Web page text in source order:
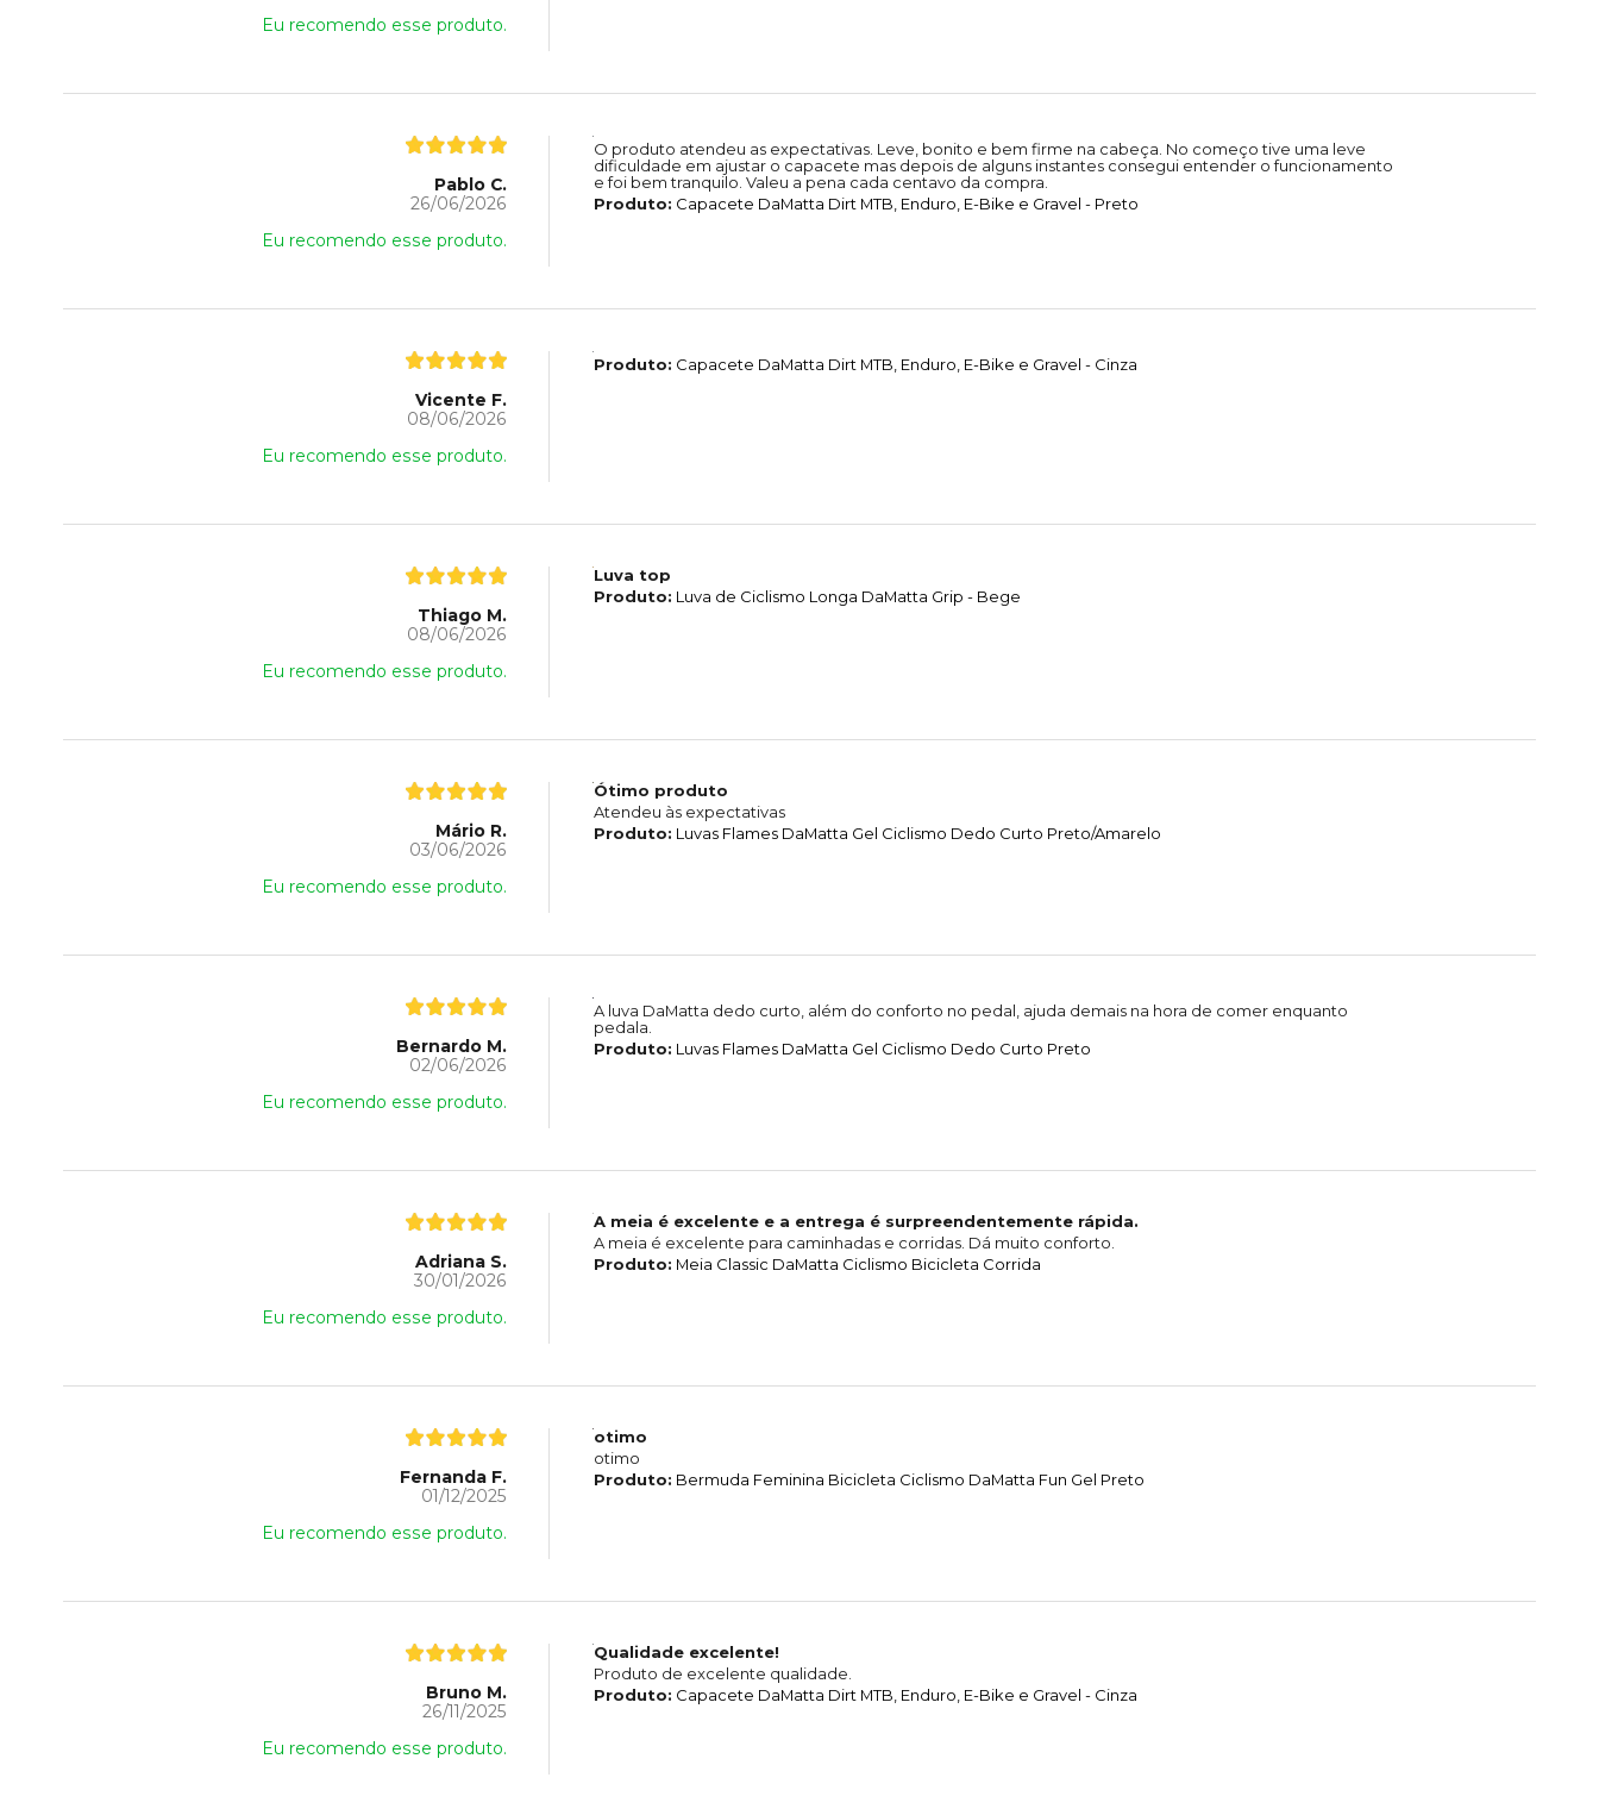
Eu recomendo esse produto.
Pablo C.
26/06/2026
Eu recomendo esse produto.
O produto atendeu as expectativas. Leve, bonito e bem firme na cabeça. No começo tive uma leve
dificuldade em ajustar o capacete mas depois de alguns instantes consegui entender o funcionamento
e foi bem tranquilo. Valeu a pena cada centavo da compra.
Produto: Capacete DaMatta Dirt MTB, Enduro, E-Bike e Gravel - Preto
Vicente F.
08/06/2026
Eu recomendo esse produto.
Produto: Capacete DaMatta Dirt MTB, Enduro, E-Bike e Gravel - Cinza
Thiago M.
08/06/2026
Eu recomendo esse produto.
Luva top
Produto: Luva de Ciclismo Longa DaMatta Grip - Bege
Mário R.
03/06/2026
Eu recomendo esse produto.
Ótimo produto
Atendeu às expectativas
Produto: Luvas Flames DaMatta Gel Ciclismo Dedo Curto Preto/Amarelo
Bernardo M.
02/06/2026
Eu recomendo esse produto.
A luva DaMatta dedo curto, além do conforto no pedal, ajuda demais na hora de comer enquanto
pedala.
Produto: Luvas Flames DaMatta Gel Ciclismo Dedo Curto Preto
Adriana S.
30/01/2026
Eu recomendo esse produto.
A meia é excelente e a entrega é surpreendentemente rápida.
A meia é excelente para caminhadas e corridas. Dá muito conforto.
Produto: Meia Classic DaMatta Ciclismo Bicicleta Corrida
Fernanda F.
01/12/2025
Eu recomendo esse produto.
otimo
otimo
Produto: Bermuda Feminina Bicicleta Ciclismo DaMatta Fun Gel Preto
Bruno M.
26/11/2025
Eu recomendo esse produto.
Qualidade excelente!
Produto de excelente qualidade.
Produto: Capacete DaMatta Dirt MTB, Enduro, E-Bike e Gravel - Cinza